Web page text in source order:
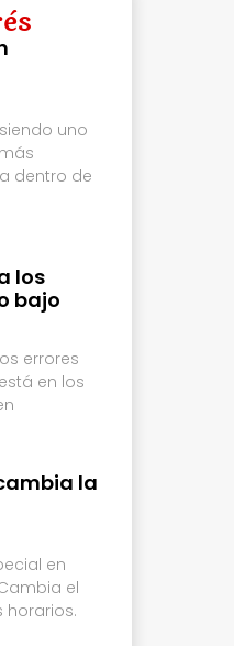
uno
dentro de
los
bajo
errores
en los
la
en
el
horarios.